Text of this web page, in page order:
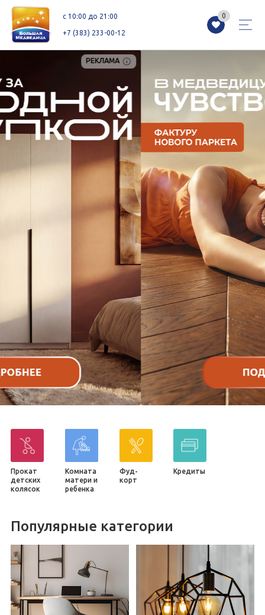
+7 (383) 233-00-12
c 10:00 до 21:00 0
Магазины Каталог Акции
Как добраться Сервисы Контакты
Схемы этажей Новоселам
+7 (383) 233-00-12
c 10:00 до 21:00
Прокат
детских
колясок
Комната
матери и
ребенка
Фуд-
корт
Кредиты
Популярные категории